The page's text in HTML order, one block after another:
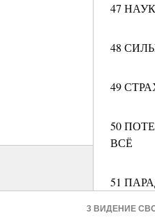
47
48
49
50
ВСЁ
51
3 ВИДЕНИЕ